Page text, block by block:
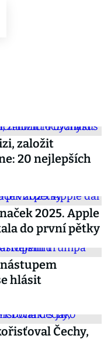
založit
20 nejlepších
2025. Apple
do první pětky
hlásit
Čechy,